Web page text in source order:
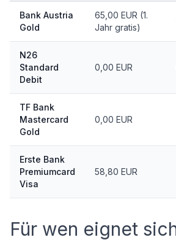
Bank Austria
Gold
65,00 EUR (1.
Jahr gratis)
N26
Standard
Debit
0,00 EUR
TF Bank
Mastercard
Gold
0,00 EUR
Erste Bank
Premiumcard
Visa
58,80 EUR
Für wen eignet